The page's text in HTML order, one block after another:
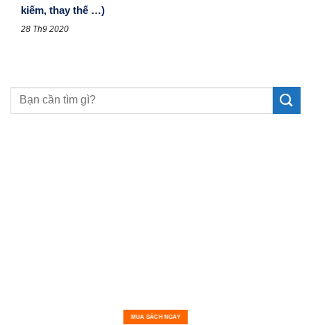
kiếm, thay thế …)
28 Th9 2020
MUA SÁCH NGAY